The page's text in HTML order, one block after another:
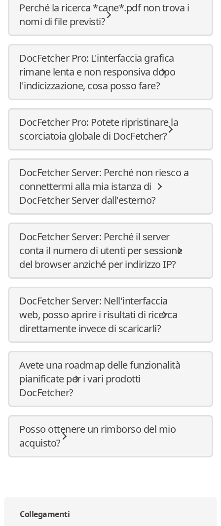
Perché la ricerca *cane*.pdf non trova i
nomi di file previsti?
DocFetcher Pro: L'interfaccia grafica
rimane lenta e non responsiva dopo
l'indicizzazione, cosa posso fare?
DocFetcher Pro: Potete ripristinare la
scorciatoia globale di DocFetcher?
DocFetcher Server: Perché non riesco a
connettermi alla mia istanza di
DocFetcher Server dall'esterno?
DocFetcher Server: Perché il server
conta il numero di utenti per sessione
del browser anziché per indirizzo IP?
DocFetcher Server: Nell'interfaccia
web, posso aprire i risultati di ricerca
direttamente invece di scaricarli?
Avete una roadmap delle funzionalità
pianificate per i vari prodotti
DocFetcher?
Posso ottenere un rimborso del mio
acquisto?
Collegamenti